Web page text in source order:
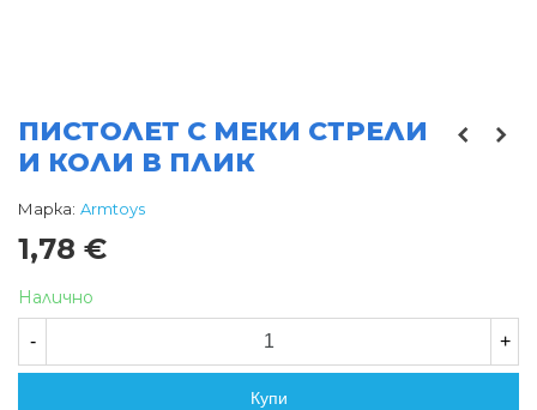
ПИСТОЛЕТ С МЕКИ СТРЕЛИ
И КОЛИ В ПЛИК
Марка: Armtoys
1,78 €
Налично
- +
Купи